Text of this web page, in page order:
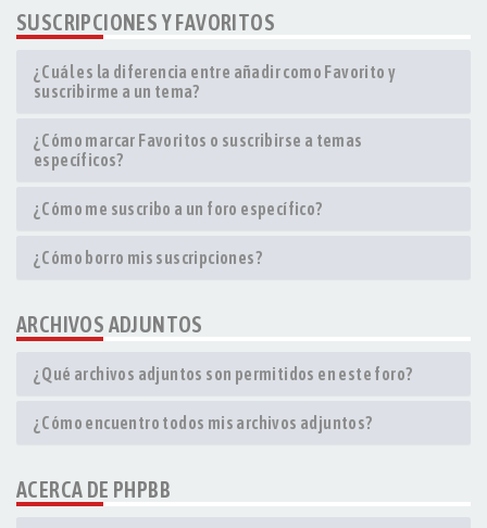
SUSCRIPCIONES Y FAVORITOS
¿Cuál es la diferencia entre añadir como Favorito y
suscribirme a un tema?
¿Cómo marcar Favoritos o suscribirse a temas
específicos?
¿Cómo me suscribo a un foro específico?
¿Cómo borro mis suscripciones?
ARCHIVOS ADJUNTOS
¿Qué archivos adjuntos son permitidos en este foro?
¿Cómo encuentro todos mis archivos adjuntos?
ACERCA DE PHPBB